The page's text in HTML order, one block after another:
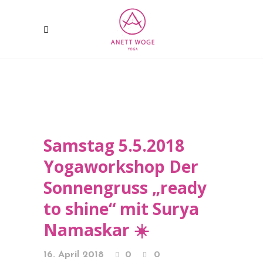
Samstag 5.5.2018
Yogaworkshop Der
Sonnengruss „ready
to shine“ mit Surya
Namaskar ☀️
16. April 2018 0
0